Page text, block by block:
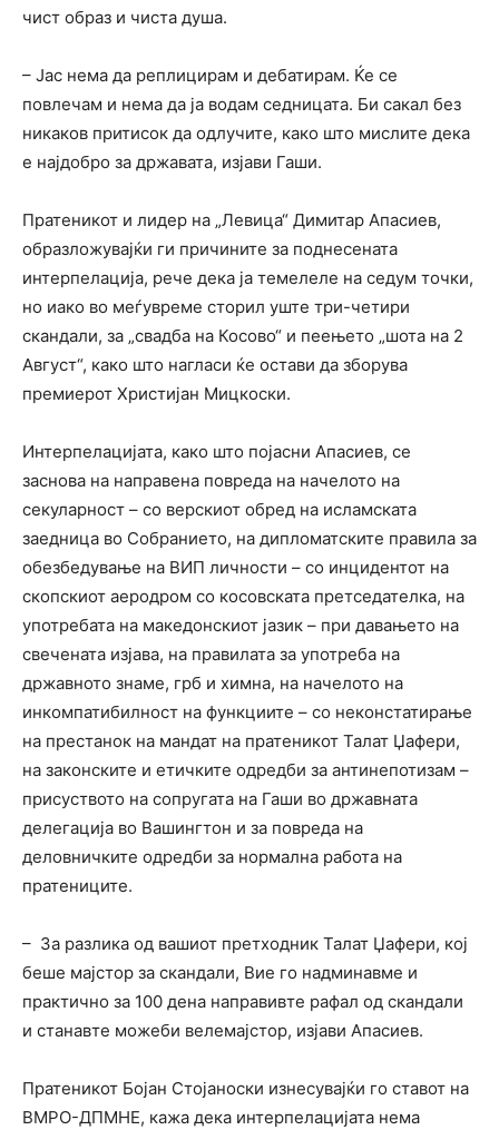
чист образ и чиста душа.
– Јас нема да реплицирам и дебатирам. Ќе се
повлечам и нема да ја водам седницата. Би сакал без
никаков притисок да одлучите, како што мислите дека
е најдобро за државата, изјави Гаши.
Пратеникот и лидер на „Левица“ Димитар Апасиев,
образложувајќи ги причините за поднесената
интерпелација, рече дека ја темелеле на седум точки,
но иако во меѓувреме сторил уште три-четири
скандали, за „свадба на Косово“ и пеењето „шота на 2
Август“, како што нагласи ќе остави да зборува
премиерот Христијан Мицкоски.
Интерпелацијата, како што појасни Апасиев, се
заснова на направена повреда на начелото на
секуларност – со верскиот обред на исламската
заедница во Собранието, на дипломатските правила за
обезбедување на ВИП личности – со инцидентот на
скопскиот аеродром со косовската претседателка, на
употребата на македонскиот јазик – при давањето на
свечената изјава, на правилата за употреба на
државното знаме, грб и химна, на начелото на
инкомпатибилност на функциите – со неконстатирање
на престанок на мандат на пратеникот Талат Џафери,
на законските и етичките одредби за антинепотизам –
присуството на сопругата на Гаши во државната
делегација во Вашингтон и за повреда на
деловничките одредби за нормална работа на
пратениците.
– За разлика од вашиот претходник Талат Џафери, кој
беше мајстор за скандали, Вие го надминавме и
практично за 100 дена направивте рафал од скандали
и станавте можеби велемајстор, изјави Апасиев.
Пратеникот Бојан Стојаноски изнесувајќи го ставот на
ВМРО-ДПМНЕ, кажа дека интерпелацијата нема